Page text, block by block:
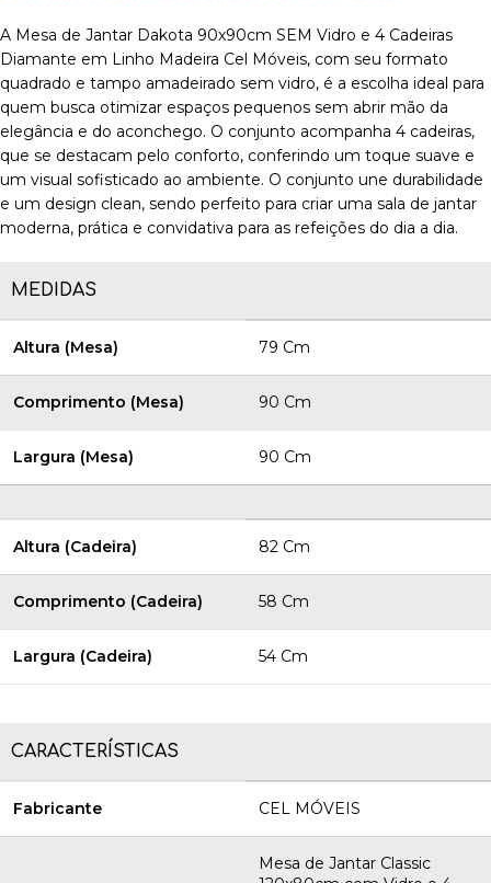
A Mesa de Jantar Dakota 90x90cm SEM Vidro e 4 Cadeiras
Diamante em Linho Madeira Cel Móveis, com seu formato
quadrado e tampo amadeirado sem vidro, é a escolha ideal para
quem busca otimizar espaços pequenos sem abrir mão da
elegância e do aconchego. O conjunto acompanha 4 cadeiras,
que se destacam pelo conforto, conferindo um toque suave e
um visual sofisticado ao ambiente. O conjunto une durabilidade
e um design clean, sendo perfeito para criar uma sala de jantar
moderna, prática e convidativa para as refeições do dia a dia.
MEDIDAS
Altura (Mesa) 79 Cm
Comprimento (Mesa) 90 Cm
Largura (Mesa) 90 Cm
Altura (Cadeira) 82 Cm
Comprimento (Cadeira) 58 Cm
Largura (Cadeira) 54 Cm
CARACTERÍSTICAS
Fabricante CEL MÓVEIS
Mesa de Jantar Classic